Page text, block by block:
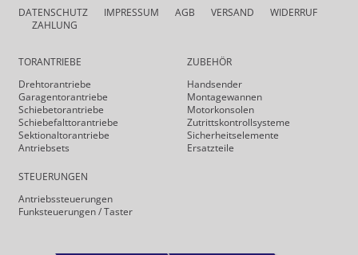
DATENSCHUTZ IMPRESSUM AGB VERSAND
WIDERRUF
ZAHLUNG
TORANTRIEBE
Drehtor­antriebe
Garagentorantriebe
Schiebetorantriebe
Schiebefalt­torantriebe
Sektionaltorantriebe
Antriebsets
STEUERUNGEN
Antriebs­steuerungen
Funk­steuerungen / Taster
ZUBEHÖR
Handsender
Montagewannen
Motorkonsolen
Zutrittskontrollsysteme
Sicherheits­elemente
Ersatzteile